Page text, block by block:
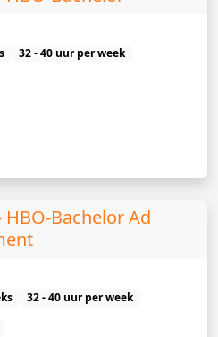
32 - 40 uur per week
Bachelor Ad
32 - 40 uur per week